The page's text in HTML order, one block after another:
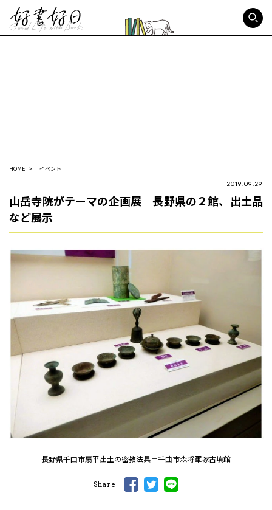
HOME イベント
2019.09.29
山岳寺院がテーマの企画展 長野県の２館、出土品
など展示
長野県千曲市扇平出土の密教法具＝千曲市森将軍塚古墳館
Share